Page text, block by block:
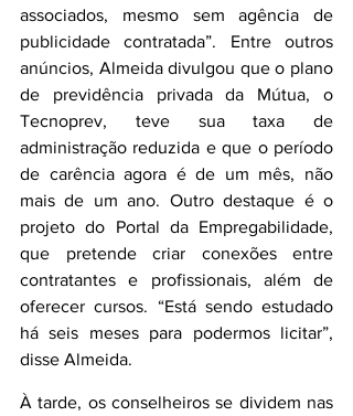
associados, mesmo sem agência de
publicidade contratada”. Entre outros
anúncios, Almeida divulgou que o plano
de previdência privada da Mútua, o
Tecnoprev, teve sua taxa de
administração reduzida e que o período
de carência agora é de um mês, não
mais de um ano. Outro destaque é o
projeto do Portal da Empregabilidade,
que pretende criar conexões entre
contratantes e profissionais, além de
oferecer cursos. “Está sendo estudado
há seis meses para podermos licitar”,
disse Almeida.
À tarde, os conselheiros se dividem nas